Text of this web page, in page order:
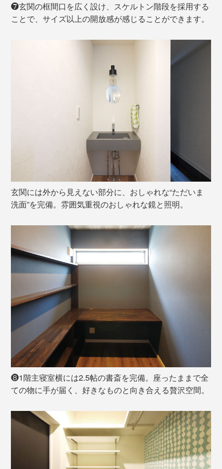
❼玄関の框間口を広く設け、スケルトン階段を採用する
ことで、サイズ以上の開放感が感じることができます。
玄関には外から見えない部分に、おしゃれな“ただいま
洗面”を完備。雰囲気重視のおしゃれな鏡と照明。
❽1階主寝室横には2.5帖の書斎を完備。座ったままで全
ての物に手が届く、好きなものと向き合える贅沢空間。